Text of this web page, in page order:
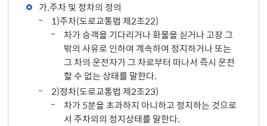
가.주차 및 정차의 정의
1)주차(도로교통법 제2조22)
차가 승객을 기다리거나 화물을 싣거나 고장 그
밖의 사유로 인하여 계속하여 정지하거나 또는
그 차의 운전자가 그 차로부터 떠나서 즉시 운전
할 수 없는 상태를 말한다.
2)정차(도로교통법 제2조23)
차가 5분을 초과하지 아니하고 정지하는 것으로
서 주차외의 정지상태를 말한다.